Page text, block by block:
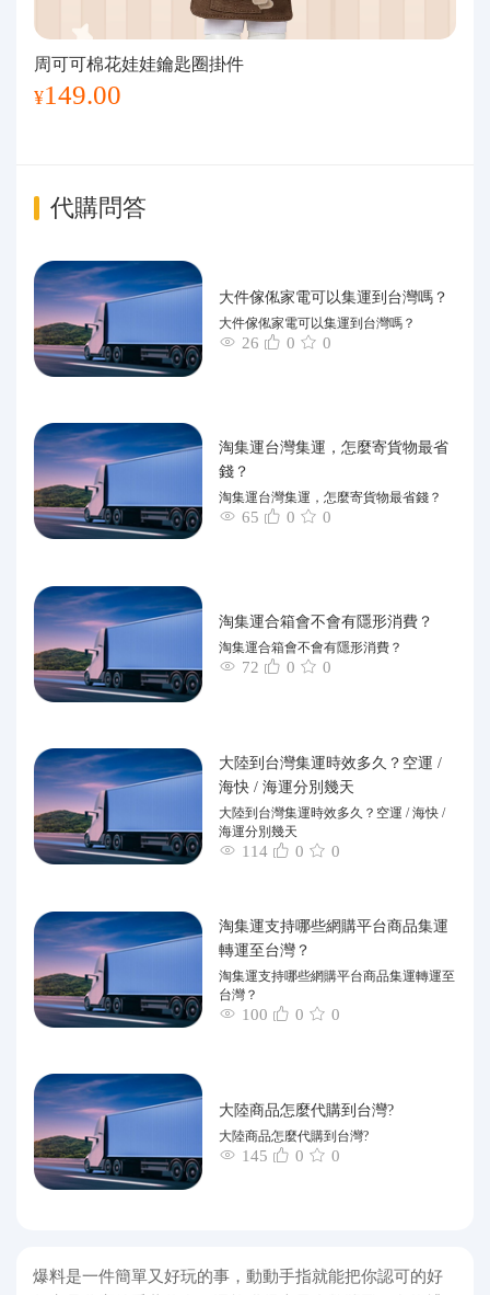
周可可棉花娃娃鑰匙圈掛件
¥149.00
代購問答
大件傢俬家電可以集運到台灣嗎？
大件傢俬家電可以集運到台灣嗎？
26 0 0
淘集運台灣集運，怎麼寄貨物最省
錢？
淘集運台灣集運，怎麼寄貨物最省錢？
65 0 0
淘集運合箱會不會有隱形消費？
淘集運合箱會不會有隱形消費？
72 0 0
大陸到台灣集運時效多久？空運 /
海快 / 海運分別幾天
大陸到台灣集運時效多久？空運 / 海快 /
海運分別幾天
114 0 0
淘集運支持哪些網購平台商品集運
轉運至台灣？
淘集運支持哪些網購平台商品集運轉運至
台灣？
100 0 0
大陸商品怎麼代購到台灣?
大陸商品怎麼代購到台灣?
145 0 0
爆料是一件簡單又好玩的事，動動手指就能把你認可的好